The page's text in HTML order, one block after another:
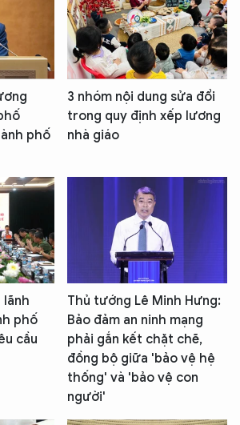
phố
3 nhóm nội dung sửa đổi
trong quy định xếp lương
nhà giáo
lãnh
phố
cầu
Thủ tướng Lê Minh Hưng:
Bảo đảm an ninh mạng
phải gắn kết chặt chẽ,
đồng bộ giữa 'bảo vệ hệ
thống' và 'bảo vệ con
người'